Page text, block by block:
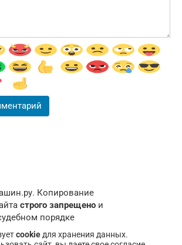
Копирование
строго запрещено и
порядке
cookieдля хранения данных.